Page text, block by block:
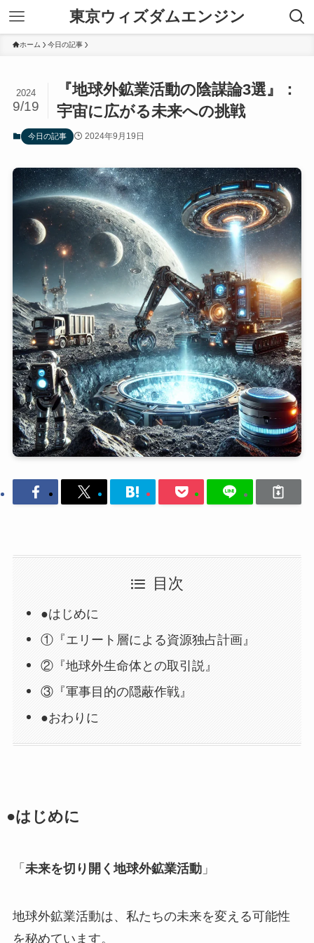
東京ウィズダムエンジン
ホーム 今日の記事
『地球外鉱業活動の陰謀論3選』：
宇宙に広がる未来への挑戦
2024
9/19
今日の記事 2024年9月19日
目次
●はじめに
①『エリート層による資源独占計画』
②『地球外生命体との取引説』
③『軍事目的の隠蔽作戦』
●おわりに
●はじめに
「 未来を切り開く地球外鉱業活動」
地球外鉱業活動は、私たちの未来を変える可能性
を秘めています。